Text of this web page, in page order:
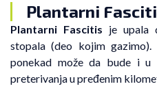
Plantarni
Plantarni Fascitis je upala
stopala (deo kojim
ponekad može da bude i
preterivanja u pređenim